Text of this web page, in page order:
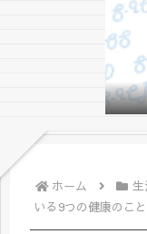
ホーム 生
いる9つの健康のこと